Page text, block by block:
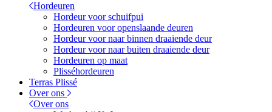
Hordeuren
Hordeur voor schuifpui
Hordeuren voor openslaande deuren
Hordeur voor naar binnen draaiende deur
Hordeur voor naar buiten draaiende deur
Hordeuren op maat
Plisséhordeuren
Terras Plissé
Over ons
Over ons